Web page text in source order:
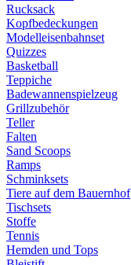
Rucksack
Kopfbedeckungen
Modelleisenbahnset
Quizzes
Basketball
Teppiche
Badewannenspielzeug
Grillzubehör
Teller
Falten
Sand Scoops
Ramps
Schminksets
Tiere auf dem Bauernhof
Tischsets
Stoffe
Tennis
Hemden und Tops